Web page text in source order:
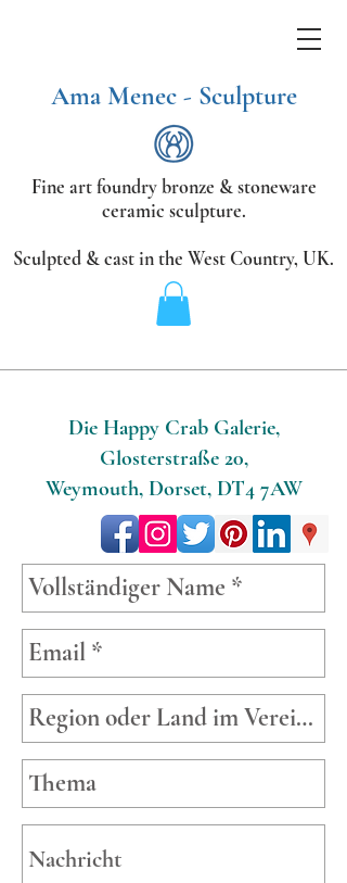
Fine art foundry bronze &stoneware
ceramic sculpture.
Sculpted & cast in the West Country, UK.
Ama Menec - Sculpture
Die Happy Crab Galerie,
Glosterstraße 20,
Weymouth, Dorset, DT4 7AW